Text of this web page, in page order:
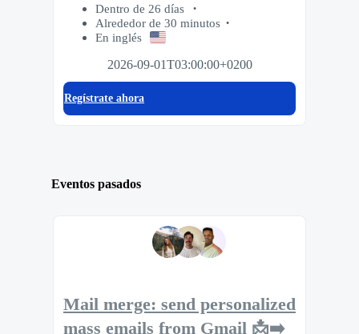
Dentro de 26 días
Alrededor de 30 minutos
En inglés
2026-09-01T03:00:00+0200
Regístrate ahora
Eventos pasados
Mail merge: send personalized
mass emails from Gmail 📩➡️